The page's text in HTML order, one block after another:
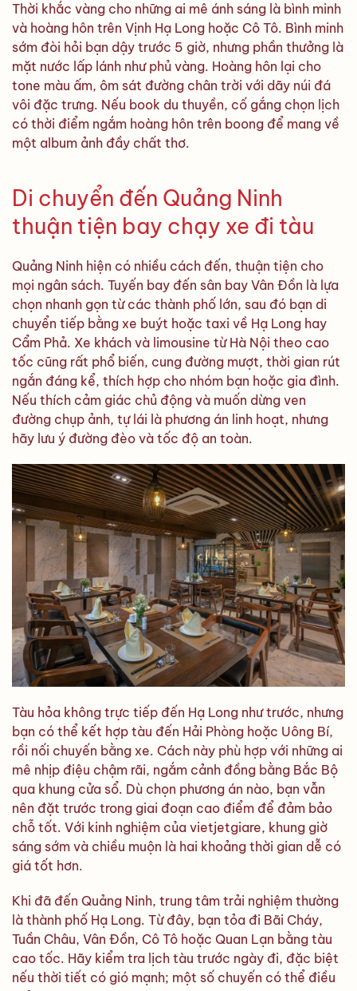
Thời khắc vàng cho những ai mê ánh sáng là bình minh
và hoàng hôn trên Vịnh Hạ Long hoặc Cô Tô. Bình minh
sớm đòi hỏi bạn dậy trước 5 giờ, nhưng phần thưởng là
mặt nước lấp lánh như phủ vàng. Hoàng hôn lại cho
tone màu ấm, ôm sát đường chân trời với dãy núi đá
vôi đặc trưng. Nếu book du thuyền, cố gắng chọn lịch
có thời điểm ngắm hoàng hôn trên boong để mang về
một album ảnh đầy chất thơ.
Di chuyển đến Quảng Ninh
thuận tiện bay chạy xe đi tàu
Quảng Ninh hiện có nhiều cách đến, thuận tiện cho
mọi ngân sách. Tuyến bay đến sân bay Vân Đồn là lựa
chọn nhanh gọn từ các thành phố lớn, sau đó bạn di
chuyển tiếp bằng xe buýt hoặc taxi về Hạ Long hay
Cẩm Phả. Xe khách và limousine từ Hà Nội theo cao
tốc cũng rất phổ biến, cung đường mượt, thời gian rút
ngắn đáng kể, thích hợp cho nhóm bạn hoặc gia đình.
Nếu thích cảm giác chủ động và muốn dừng ven
đường chụp ảnh, tự lái là phương án linh hoạt, nhưng
hãy lưu ý đường đèo và tốc độ an toàn.
Tàu hỏa không trực tiếp đến Hạ Long như trước, nhưng
bạn có thể kết hợp tàu đến Hải Phòng hoặc Uông Bí,
rồi nối chuyến bằng xe. Cách này phù hợp với những ai
mê nhịp điệu chậm rãi, ngắm cảnh đồng bằng Bắc Bộ
qua khung cửa sổ. Dù chọn phương án nào, bạn vẫn
nên đặt trước trong giai đoạn cao điểm để đảm bảo
chỗ tốt. Với kinh nghiệm của vietjetgiare, khung giờ
sáng sớm và chiều muộn là hai khoảng thời gian dễ có
giá tốt hơn.
Khi đã đến Quảng Ninh, trung tâm trải nghiệm thường
là thành phố Hạ Long. Từ đây, bạn tỏa đi Bãi Cháy,
Tuần Châu, Vân Đồn, Cô Tô hoặc Quan Lạn bằng tàu
cao tốc. Hãy kiểm tra lịch tàu trước ngày đi, đặc biệt
nếu thời tiết có gió mạnh; một số chuyến có thể điều